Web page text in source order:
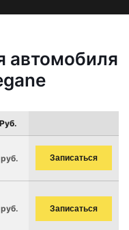
автомобиля
Записаться
Записаться